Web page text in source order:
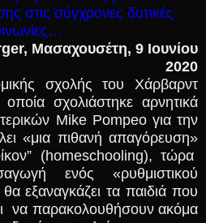
στις σύγχρονες δυτικές
, Μασαχουσέτη, 9 Ιουνίου
2020
σχολής του Χάρβαρντ
σχολιάστηκε αρνητικά
Mike Pompeo για την
«μια πιθανή απαγόρευση»
(homeschooling), τώρα
ενός «ρυθμιστικού
εξαναγκάζει τα παιδιά που
να παρακολουθήσουν ακόμα